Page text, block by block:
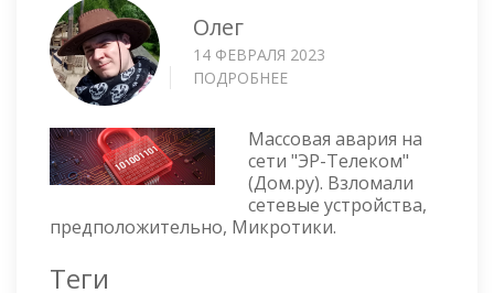
Олег
14 ФЕВРАЛЯ 2023
ПОДРОБНЕЕ
Массовая авария на
сети "ЭР-Телеком"
(Дом.ру). Взломали
сетевые устройства,
предположительно, Микротики.
Теги